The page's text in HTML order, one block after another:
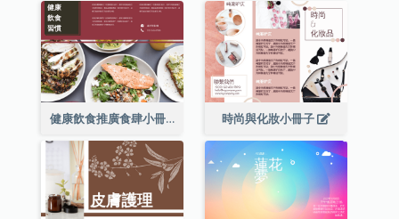
健康飲食推廣食肆小冊子 時尚與化妝小冊子